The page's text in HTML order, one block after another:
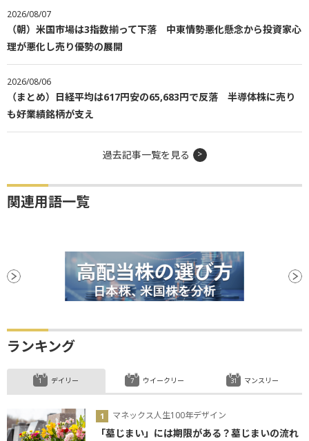
2026/08/07
（朝）米国市場は3指数揃って下落 中東情勢悪化懸念から投資家心
理が悪化し売り優勢の展開
2026/08/06
（まとめ）日経平均は617円安の65,683円で反落 半導体株に売り
も好業績銘柄が支え
過去記事一覧を見る
関連用語一覧
ランキング
デイリー
マネックス人生100年デザイン
「墓じまい」には期限がある？墓じまいの流れ
ウイークリー マンスリー